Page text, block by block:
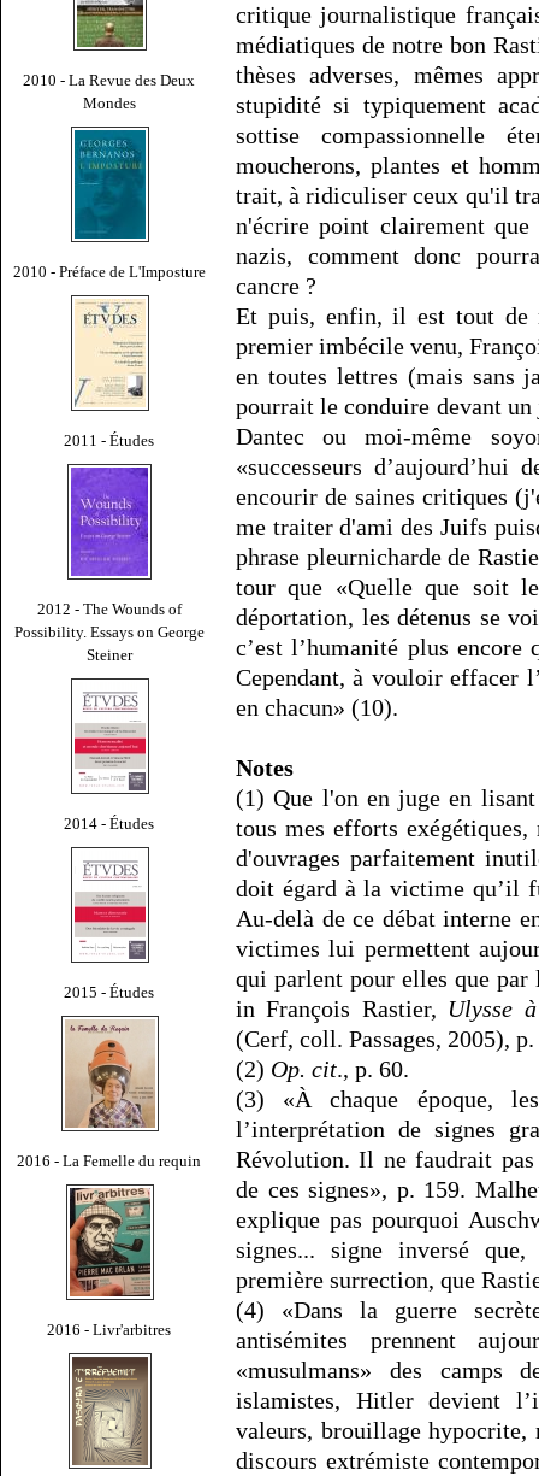
2010 - La Revue des Deux
Mondes
2010 - Préface de L'Imposture
2011 - Études
2012 - The Wounds of
Possibility. Essays on George
Steiner
2014 - Études
2015 - Études
2016 - La Femelle du requin
2016 - Livr'arbitres
critique journalistique
médiatiques de notre bon
thèses adverses, mêmes
stupidité si typiquement
sottise compassionnelle
moucherons, plantes et
trait, à ridiculiser ceux qu'il
n'écrire point clairement que
nazis, comment donc
cancre ?
Et puis, enfin, il est tout de
premier imbécile venu,
en toutes lettres (mais sans
pourrait le conduire devant
Dantec ou moi-même
«successeurs
encourir de saines critiques
me traiter d'ami des Juifs
phrase pleurnicharde de
tour que «Quelle que soit
déportation, les détenus se
c’est l’humanité plus
Cependant, à vouloir effacer
en chacun» (10).
Notes
(1) Que l'on en juge en
tous mes efforts
d'ouvrages parfaitement
doit égard à la victime qu’il
Au-delà de ce débat interne
victimes lui permettent
qui parlent pour elles que par
in François Rastier, Ulysse
(Cerf, coll. Passages, 2005),
(2) Op. cit., p. 60.
(3) «À chaque époque,
l’interprétation de signes
Révolution. Il ne faudrait pas
de ces signes», p. 159.
explique pas pourquoi
signes... signe inversé
première surrection, que
(4) «Dans la guerre
antisémites prennent
«musulmans» des camps
islamistes, Hitler devient
valeurs, brouillage hypocrite,
discours extrémiste